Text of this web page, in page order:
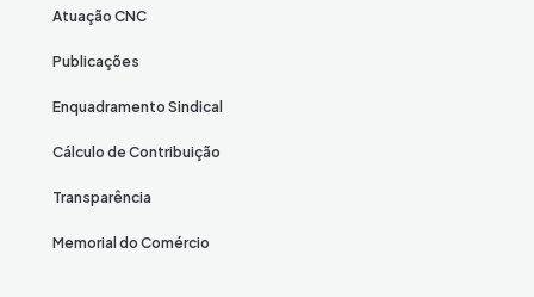
Atuação CNC
Publicações
Enquadramento Sindical
Cálculo de Contribuição
Transparência
Memorial do Comércio